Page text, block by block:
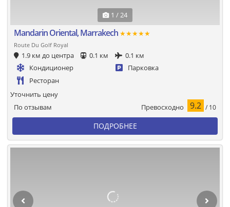
1 / 24
Mandarin Oriental, Marrakech ★★★★★
Route Du Golf Royal
1.9 км до центра 0.1 км
0.1 км
Кондиционер
Парковка
Ресторан
По отзывам Превосходно 9.2 / 10
Уточнить цену
ПОДРОБНЕЕ